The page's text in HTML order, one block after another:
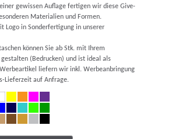
gewissen Auflage fertigen wir diese Give-
Materialien und Formen.
Logo in Sonderfertigung in unserer
können Sie ab Stk. mit Ihrem
(Bedrucken) und ist ideal als
liefern wir inkl. Werbeanbringung
Lieferzeit auf Anfrage.